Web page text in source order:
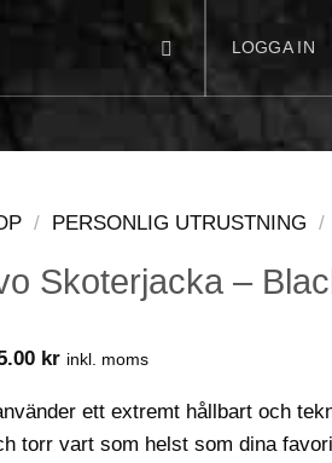
LOGGA IN
/ PERSONLIG UTRUSTNING /
Skoterjacka –
kr.
krDet
är:
2,995.00 kr.
inkl. moms
ett extremt hållbart och
torr vart som helst som dina